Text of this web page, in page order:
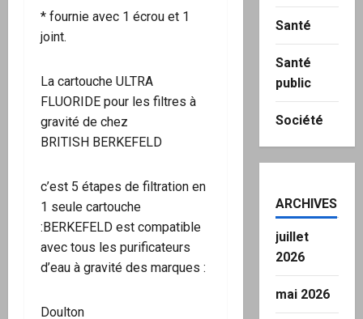
* fournie avec 1 écrou et 1
joint.
La cartouche ULTRA
FLUORIDE pour les filtres à
gravité de chez
BRITISH BERKEFELD
c’est 5 étapes de filtration en
1 seule cartouche
:BERKEFELD est compatible
avec tous les purificateurs
d’eau à gravité des marques :
Doulton
Santé
Santé
public
Société
ARCHIVES
juillet
2026
mai 2026